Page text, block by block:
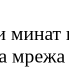
минат